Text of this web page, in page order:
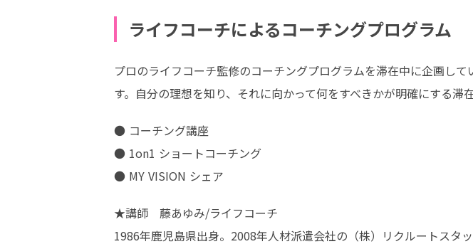
ライフコーチによるコーチングプログラム
プロのライフコーチ監修のコーチングプログラムを滞在中に企画し
す。自分の理想を知り、それに向かって何をすべきかが明確にする滞
● コーチング講座
● 1on1 ショートコーチング
● MY VISION シェア
★講師　藤あゆみ/ライフコーチ
1986年鹿児島県出身。2008年人材派遣会社の（株）リクルートスタッ